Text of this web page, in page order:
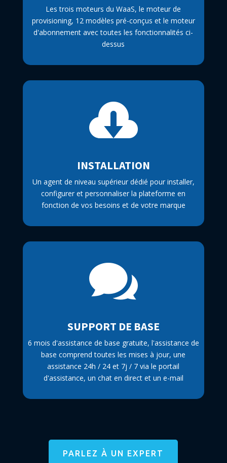
Les trois moteurs du WaaS, le moteur de
provisioning, 12 modèles pré-conçus et le moteur
d'abonnement avec toutes les fonctionnalités ci-
dessus

INSTALLATION
Un agent de niveau supérieur dédié pour installer,
configurer et personnaliser la plateforme en
fonction de vos besoins et de votre marque

SUPPORT DE BASE
6 mois d'assistance de base gratuite, l'assistance de
base comprend toutes les mises à jour, une
assistance 24h / 24 et 7j / 7 via le portail
d'assistance, un chat en direct et un e-mail
PARLEZ À UN EXPERT